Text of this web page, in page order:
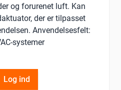
og forurenet luft. Kan
der er tilpasset
Anvendelsesfelt:
systemer
Log ind